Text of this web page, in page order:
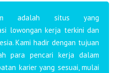
adalah situs yang
lowongan kerja terkini dan
Kami hadir dengan tujuan
para pencari kerja dalam
karier yang sesuai, mulai